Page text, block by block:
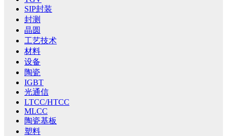
SIP封装
封测
晶圆
工艺技术
材料
设备
陶瓷
IGBT
光通信
LTCC/HTCC
MLCC
陶瓷基板
塑料